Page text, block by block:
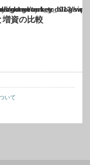
inturkey_blog/wp-content/themes/
増資の比較
いて